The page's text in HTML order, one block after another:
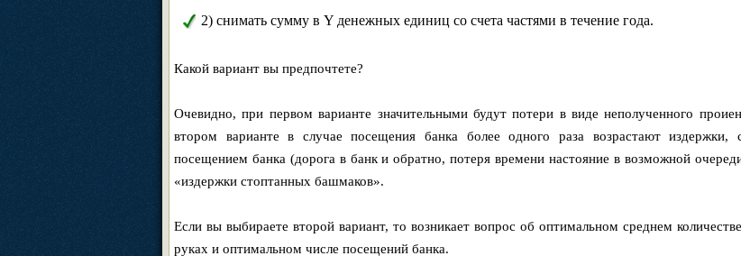
2) снимать сумму в Y денежных единиц со счета частями в течение года.
Какой вариант вы предпочтете?
Очевидно, при первом варианте значительными будут потери в виде неполученного
втором варианте в случае посещения банка более одного раза возрастают издержки,
посещением банка (дорога в банк и обратно, потеря времени настояние в возможной
«издержки стоптанных башмаков».
Если вы выбираете второй вариант, то возникает вопрос об оптимальном среднем
руках и оптимальном числе посещений банка.